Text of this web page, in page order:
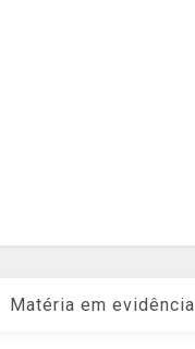
Matéria em evidência